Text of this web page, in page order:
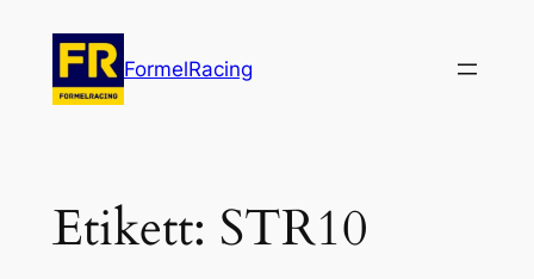
innehåll
FormelRacing
Etikett: STR10